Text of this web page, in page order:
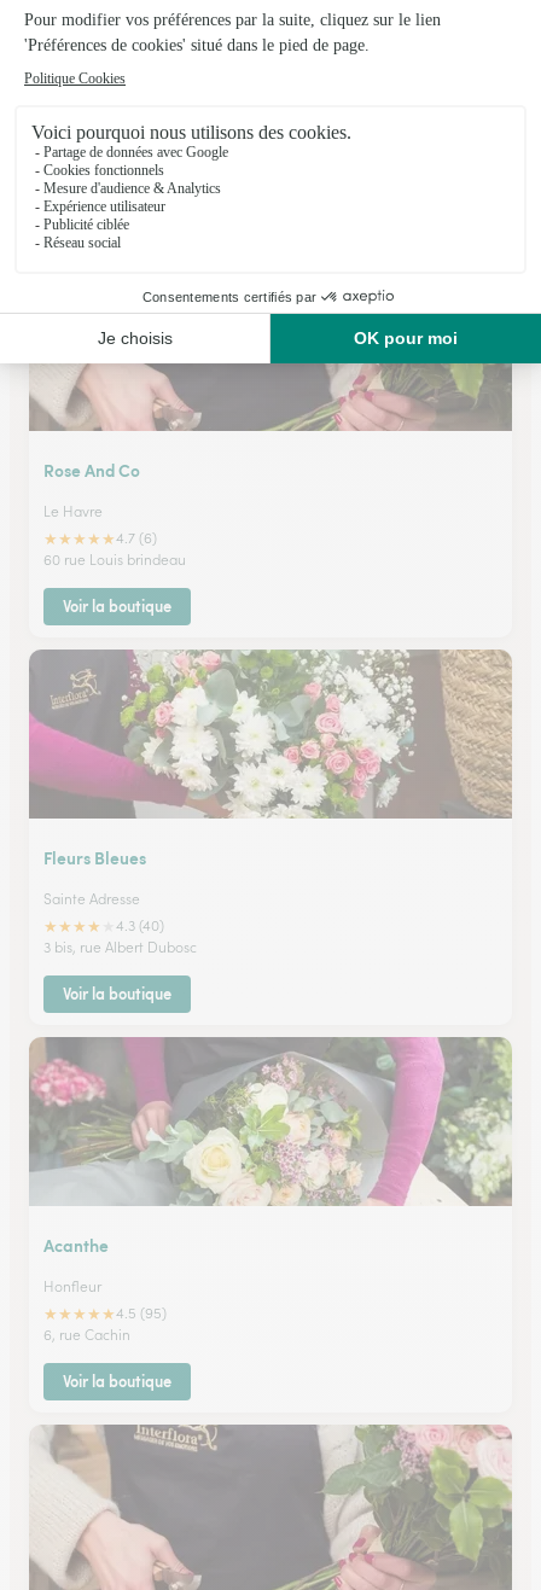
Fleurs Bleues
Le Havre
★★★★★4.6 (74)
106, rue de Paris
Voir la boutique
Rose And Co
Le Havre
★★★★★4.7 (6)
60 rue Louis brindeau
Voir la boutique
Fleurs Bleues
Sainte Adresse
★★★★
4.3 (40)
3 bis, rue Albert Dubosc
Voir la boutique
Acanthe
Honfleur
★★★★★4.5 (95)
6, rue Cachin
Voir la boutique